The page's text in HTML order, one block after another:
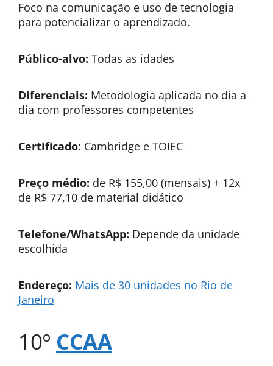
Foco na comunicação e uso de tecnologia
para potencializar o aprendizado.
Público-alvo: Todas as idades
Diferenciais: Metodologia aplicada no dia a
dia com professores competentes
Certificado: Cambridge e TOIEC
Preço médio: de R$ 155,00 (mensais) + 12x
de R$ 77,10 de material didático
Telefone/WhatsApp: Depende da unidade
escolhida
Endereço: Mais de 30 unidades no Rio de
Janeiro
10º CCAA